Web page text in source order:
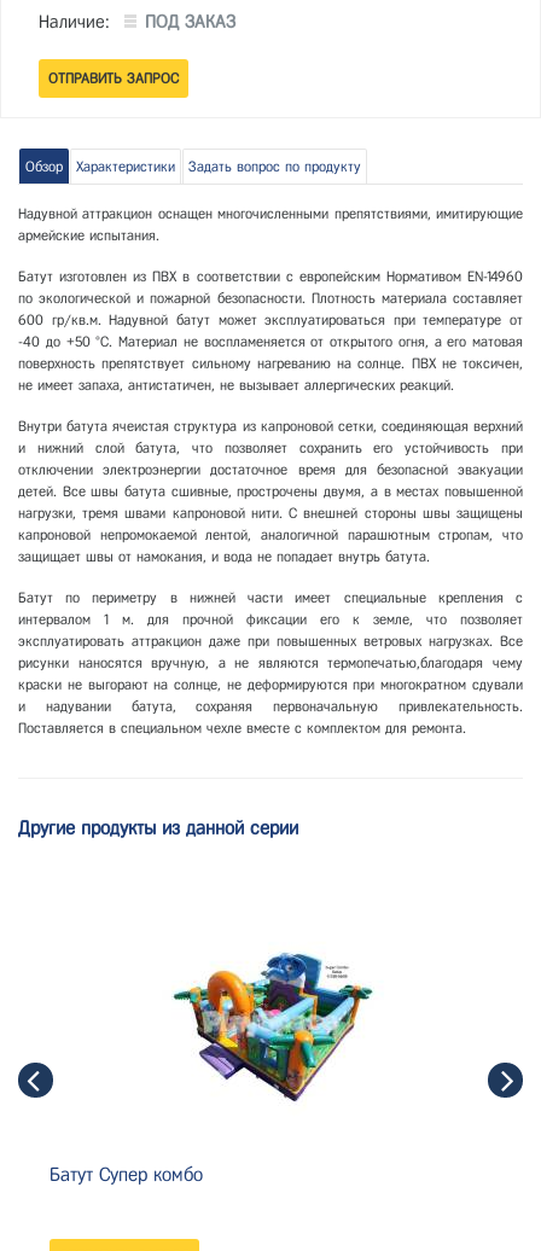
Наличие: ПОД ЗАКАЗ
Обзор Характеристики Задать вопрос по продукту
Надувной аттракцион оснащен многочисленными препятствиями, имитирующие
армейские испытания.
Батут изготовлен из ПВХ в соответствии с европейским Нормативом ЕN-14960
по экологической и пожарной безопасности. Плотность материала составляет
600 гр/кв.м. Надувной батут может эксплуатироваться при температуре от
-40 до +50 °С. Материал не воспламеняется от открытого огня, а его матовая
поверхность препятствует сильному нагреванию на солнце. ПВХ не токсичен,
не имеет запаха, антистатичен, не вызывает аллергических реакций.
Внутри батута ячеистая структура из капроновой сетки, соединяющая верхний
и нижний слой батута, что позволяет сохранить его устойчивость при
отключении электроэнергии достаточное время для безопасной эвакуации
детей. Все швы батута сшивные, прострочены двумя, а в местах повышенной
нагрузки, тремя швами капроновой нити. С внешней стороны швы защищены
капроновой непромокаемой лентой, аналогичной парашютным стропам, что
защищает швы от намокания, и вода не попадает внутрь батута.
Батут по периметру в нижней части имеет специальные крепления с
интервалом 1 м. для прочной фиксации его к земле, что позволяет
эксплуатировать аттракцион даже при повышенных ветровых нагрузках. Все
рисунки наносятся вручную, а не являются термопечатью,благодаря чему
краски не выгорают на солнце, не деформируются при многократном сдували
и надувании батута, сохраняя первоначальную привлекательность.
Поставляется в специальном чехле вместе с комплектом для ремонта.
Другие продукты из данной серии
Батут Супер комбо